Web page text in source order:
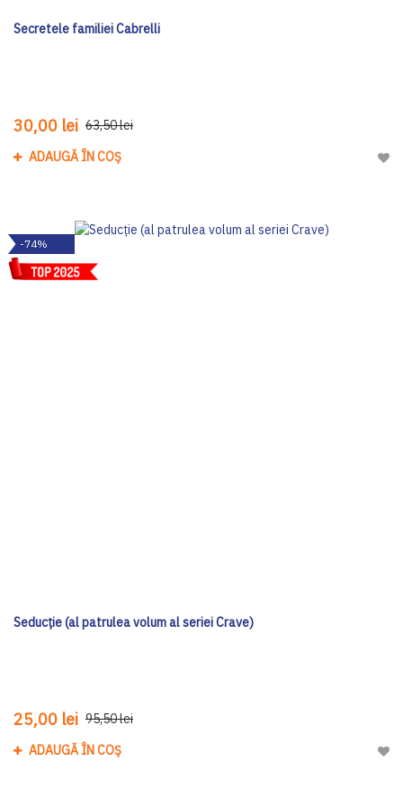
Secretele familiei Cabrelli
30,00 lei 63,50 lei
ADAUGĂ ÎN COȘ
-74%
Seducție (al patrulea volum al seriei Crave)
25,00 lei 95,50 lei
ADAUGĂ ÎN COȘ